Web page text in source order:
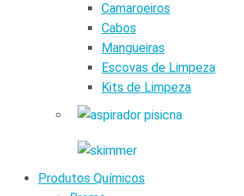
Camaroeiros
Cabos
Mangueiras
Escovas de Limpeza
Kits de Limpeza
Produtos Químicos